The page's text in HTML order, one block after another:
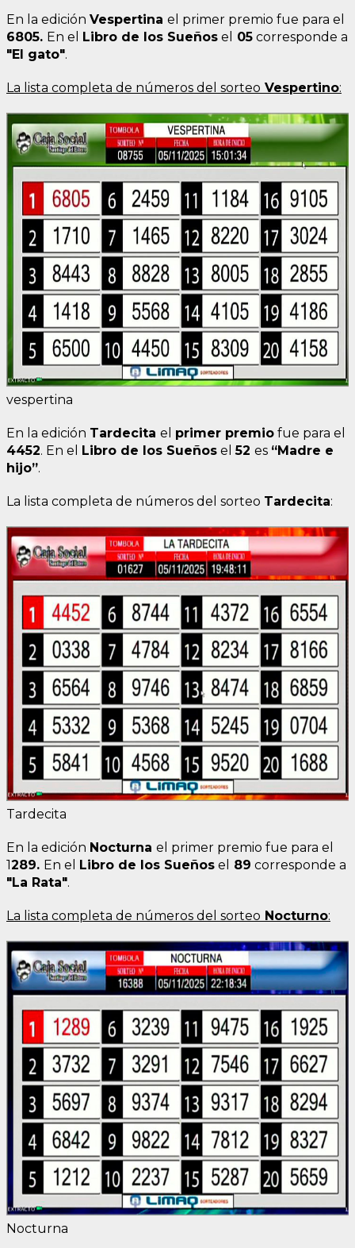
En la edición Vespertina el primer premio fue para el
6805. En el Libro de los Sueños el 05 corresponde a
"El gato".
La lista completa de números del sorteo Vespertino:
vespertina
En la edición Tardecita el primer premio fue para el
4452. En el Libro de los Sueños el52 es “Madre e
hijo”.
La lista completa de números del sorteo Tardecita:
Tardecita
En la edición Nocturna el primer premio fue para el
1289. En el Libro de los Sueños el 89 corresponde a
"La Rata".
La lista completa de números del sorteo Nocturno:
Nocturna